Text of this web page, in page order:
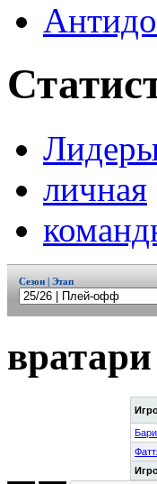
личная
Сезон | Этап
вратари